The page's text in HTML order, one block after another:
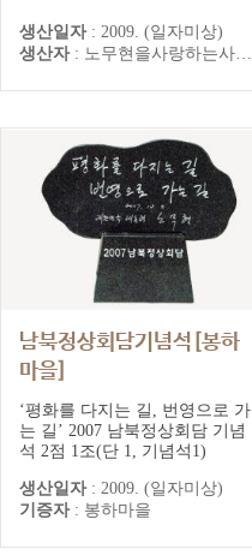
생산일자 : 2009. (일자미상)
생산자 : 노무현을사랑하는사람들의모임
남북정상회담기념석[봉하
마을]
봉하마을추모기록
‘평화를 다지는 길, 번영으로 가
는 길’ 2007 남북정상회담 기념
석 2점 1조(단 1, 기념석1)
생산일자 : 2009. (일자미상)
기증자 : 봉하마을